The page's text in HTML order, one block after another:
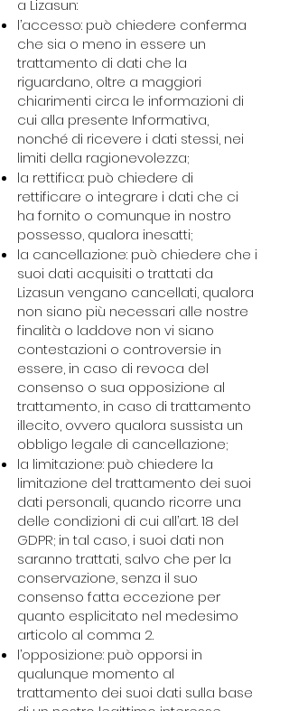
a Lizasun:
l’accesso: può chiedere conferma
che sia o meno in essere un
trattamento di dati che la
riguardano, oltre a maggiori
chiarimenti circa le informazioni di
cui alla presente Informativa,
nonché di ricevere i dati stessi, nei
limiti della ragionevolezza;
la rettifica: può chiedere di
rettificare o integrare i dati che ci
ha fornito o comunque in nostro
possesso, qualora inesatti;
la cancellazione: può chiedere che i
suoi dati acquisiti o trattati da
Lizasun vengano cancellati, qualora
non siano più necessari alle nostre
finalità o laddove non vi siano
contestazioni o controversie in
essere, in caso di revoca del
consenso o sua opposizione al
trattamento, in caso di trattamento
illecito, ovvero qualora sussista un
obbligo legale di cancellazione;
la limitazione: può chiedere la
limitazione del trattamento dei suoi
dati personali, quando ricorre una
delle condizioni di cui all’art. 18 del
GDPR; in tal caso, i suoi dati non
saranno trattati, salvo che per la
conservazione, senza il suo
consenso fatta eccezione per
quanto esplicitato nel medesimo
articolo al comma 2.
l’opposizione: può opporsi in
qualunque momento al
trattamento dei suoi dati sulla base